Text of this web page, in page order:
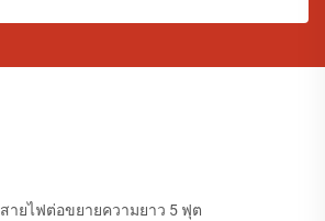
สายไฟต่อขยายความยาว 5 ฟุต